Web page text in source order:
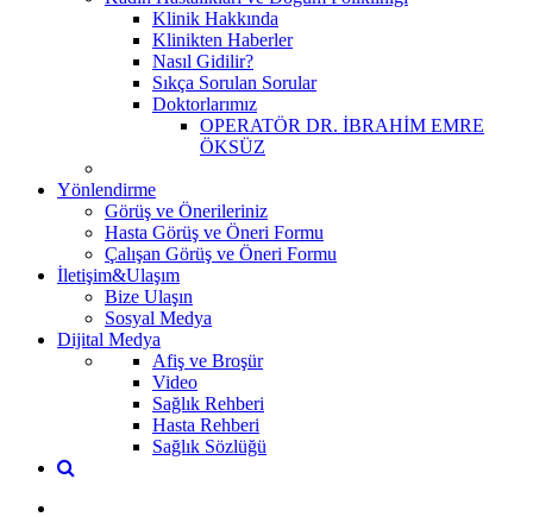
Klinik Hakkında
Klinikten Haberler
Nasıl Gidilir?
Sıkça Sorulan Sorular
Doktorlarımız
OPERATÖR DR. İBRAHİM EMRE
ÖKSÜZ
Yönlendirme
Görüş ve Önerileriniz
Hasta Görüş ve Öneri Formu
Çalışan Görüş ve Öneri Formu
İletişim&Ulaşım
Bize Ulaşın
Sosyal Medya
Dijital Medya
Afiş ve Broşür
Video
Sağlık Rehberi
Hasta Rehberi
Sağlık Sözlüğü